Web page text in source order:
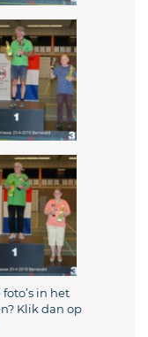
in het
Klik dan op